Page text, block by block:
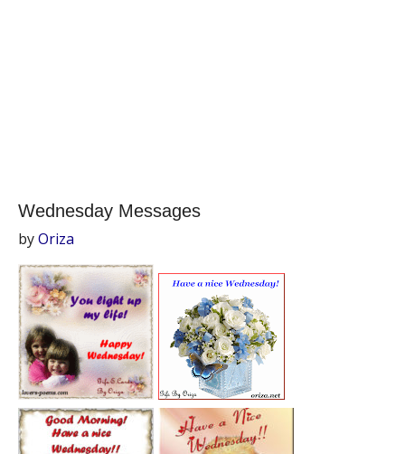
Wednesday Messages
byOriza